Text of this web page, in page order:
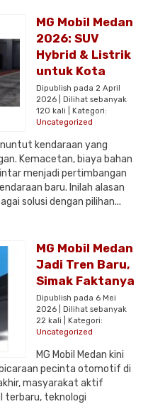
MG Mobil Medan
2026: SUV
Hybrid & Listrik
untuk Kota
Dipublish pada 2 April
2026 | Dilihat sebanyak
120 kali | Kategori:
Uncategorized
kendaraan yang
Kemacetan, biaya bahan
menjadi pertimbangan
baru. Inilah alasan
solusi dengan pilihan...
MG Mobil Medan
Jadi Tren Baru,
Simak Faktanya
Dipublish pada 6 Mei
2026 | Dilihat sebanyak
22 kali | Kategori:
Uncategorized
MG Mobil Medan kini
pecinta otomotif di
masyarakat aktif
terbaru, teknologi